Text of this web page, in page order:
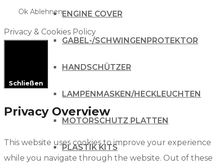
ENGINE COVER
GABEL-/SCHWINGENPROTEKTOR
HANDSCHÜTZER
LAMPENMASKEN/HECKLEUCHTEN
MOTORSCHUTZ PLATTEN
PLASTIK KITS
Ok Ablehnen
Privacy & Cookies Policy
Schließen
Privacy Overview
This website uses cookies to improve your experience
while you navigate through the website. Out of these